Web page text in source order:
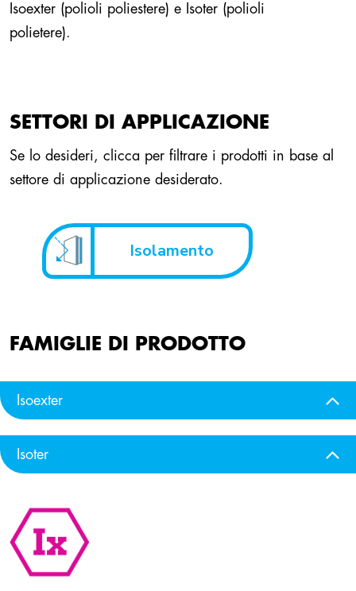
Isoexter (polioli poliestere) e Isoter (polioli
polietere).
SETTORI DI APPLICAZIONE
Se lo desideri, clicca per filtrare i prodotti in base al
settore di applicazione desiderato.
Isolamento
FAMIGLIE DI PRODOTTO
Isoexter
Isoter